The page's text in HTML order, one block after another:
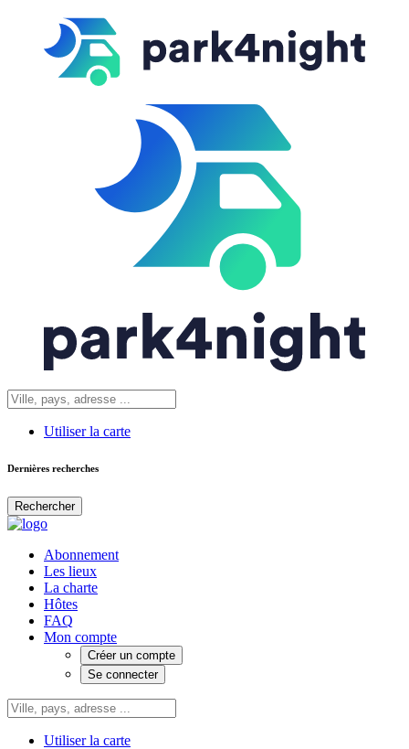
Utiliser la carte
Dernières recherches
Rechercher
Abonnement
Les lieux
La charte
Hôtes
FAQ
Mon compte
Créer un compte
Se connecter
Utiliser la carte